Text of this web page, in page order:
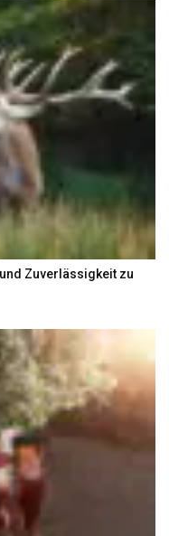
Zuverlässigkeit zu